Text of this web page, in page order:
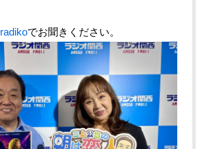
radikoでお聞きください。